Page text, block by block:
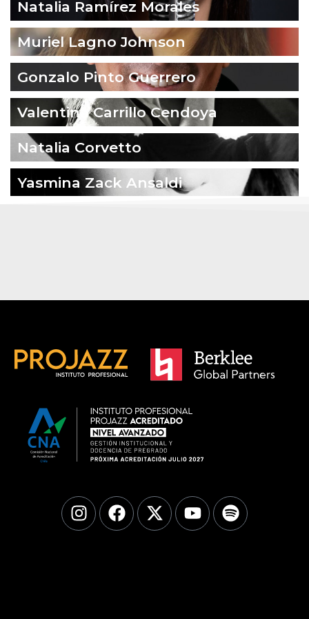
Natalia Ramírez Morales
Muriel Lagno Johnson
Gonzalo Pinto Guerrero
Valentina Carrillo Cendoya
Natalia Corvetto
Yasmina Zack Ansaldi